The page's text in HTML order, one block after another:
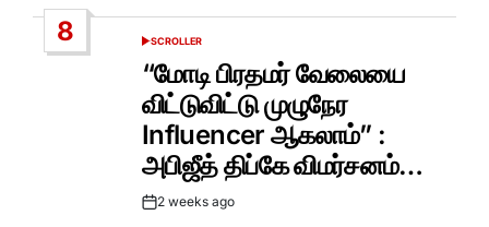
8
POSTED
SCROLLER
“மோடி பிரதமர் வேலையை
விட்டுவிட்டு முழுநேர
Influencer ஆகலாம்” :
அபிஜீத் திப்கே விமர்சனம்…
Post2 weeks ago